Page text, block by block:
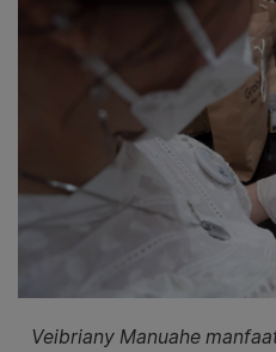
Veibriany Manuahe